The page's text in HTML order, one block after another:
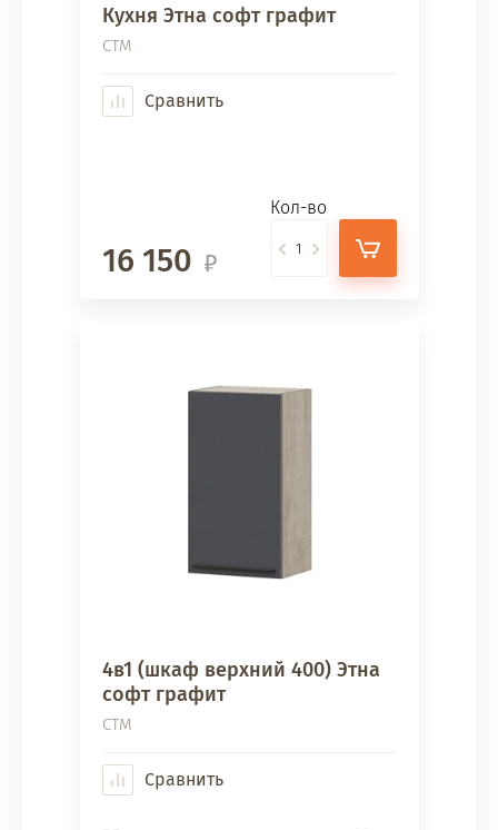
Кухня Этна софт графит
СТМ
Сравнить
16 150
Кол-во
4в1 (шкаф верхний 400) Этна
софт графит
СТМ
Сравнить